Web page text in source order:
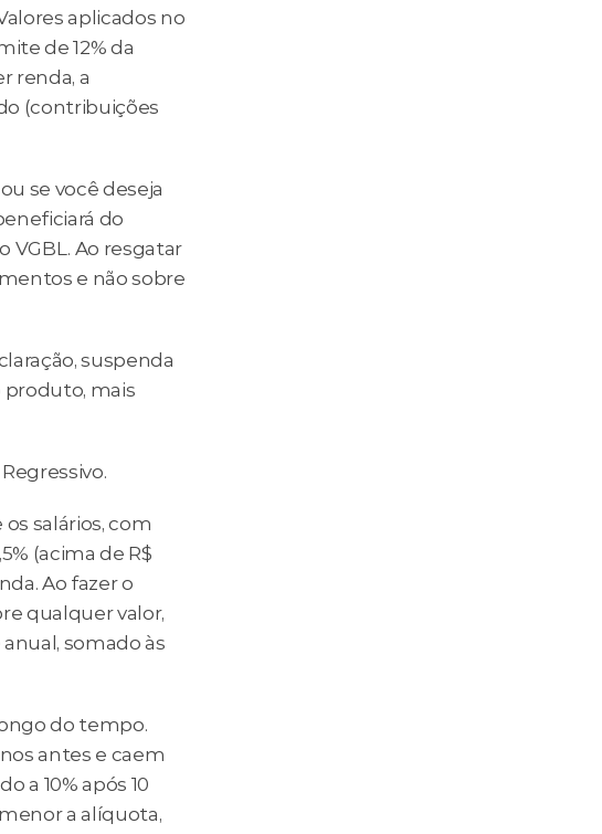
aplicados no
de 12% da
renda, a
(contribuições
se você deseja
do
VGBL. Ao resgatar
e não sobre
suspenda
produto, mais
salários, com
(acima de R$
Ao fazer o
qualquer valor,
somado às
do tempo.
antes e caem
a 10% após 10
a alíquota,